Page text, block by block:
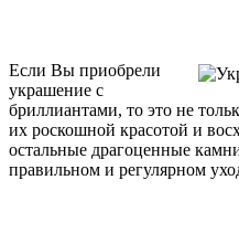
Если Вы приобрели
украшение с
бриллиантами, то это не
их роскошной красотой и
остальные драгоценные
правильном и регулярном